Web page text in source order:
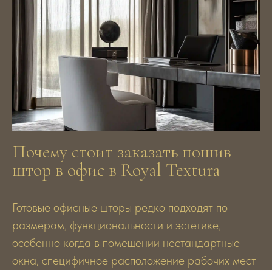
Почему стоит заказать пошив
штор в офис в Royal Textura
Готовые офисные шторы редко подходят по
размерам, функциональности и эстетике,
особенно когда в помещении нестандартные
окна, специфичное расположение рабочих мест